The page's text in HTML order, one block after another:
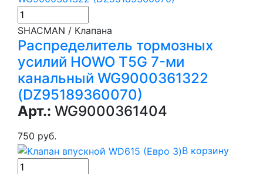
SHACMAN / Клапана
Распределитель тормозных
усилий HOWO T5G 7-ми
канальный WG9000361322
(DZ95189360070)
Арт.: WG9000361404
750 руб.
В корзину